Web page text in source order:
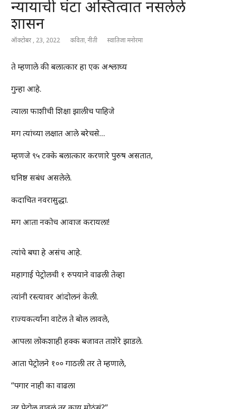
न्यायाची घंटा अस्तित्वात नसलेले
शासन
ऑक्टोबर , 23, 2022 कविता,नीती स्वातिजा मनोरमा
ते म्हणाले की बलात्कार हा एक अश्लाघ्य
गुन्हा आहे.
त्याला फाशीची शिक्षा झालीच पाहिजे
मग त्यांच्या लक्षात आले बरेचसे…
म्हणजे ९५ टक्के बलात्कार करणारे पुरुष असतात,
घनिष्ठ सबंध असलेले.
कदाचित नवरासुद्धा.
मग आता नकोच आवाज करायला!
त्यांचे बघा हे असंच आहे.
महागाई पेट्रोलची १ रुपयाने वाढली तेव्हा
त्यांनी रस्त्यावर आंदोलनं केली.
राज्यकर्त्यांना वाटेल ते बोल लावले,
आपला लोकशाही हक्क बजावत ताशेरे झाडले.
आता पेट्रोलने १०० गाठली तर ते म्हणाले,
“पगार नाही का वाढला